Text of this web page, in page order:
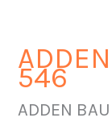
546
ADDEN